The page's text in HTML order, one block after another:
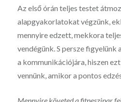
Az első órán teljes testet
alapgyakorlatokat végzünk,
mennyire edzett, mekkora
vendégünk. S persze figyelünk
a kommunikációjára, hiszen
vennünk, amikor a pontos